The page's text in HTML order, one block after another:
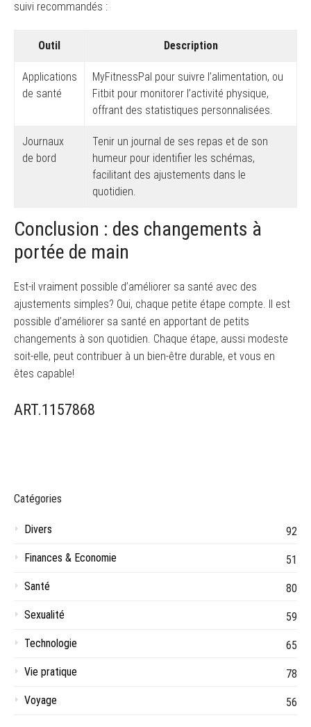
suivi recommandés :
Outil Description
Applications
de santé
MyFitnessPal pour suivre l’alimentation, ou
Fitbit pour monitorer l’activité physique,
offrant des statistiques personnalisées.
Journaux
de bord
Tenir un journal de ses repas et de son
humeur pour identifier les schémas,
facilitant des ajustements dans le
quotidien.
Conclusion : des changements à
portée de main
Est-il vraiment possible d’améliorer sa santé avec des
ajustements simples? Oui, chaque petite étape compte. Il est
possible d’améliorer sa santé en apportant de petits
changements à son quotidien. Chaque étape, aussi modeste
soit-elle, peut contribuer à un bien-être durable, et vous en
êtes capable!
ART.1157868
Catégories
Divers
92
Finances & Economie
51
Santé
80
Sexualité
59
Technologie
65
Vie pratique
78
Voyage
56